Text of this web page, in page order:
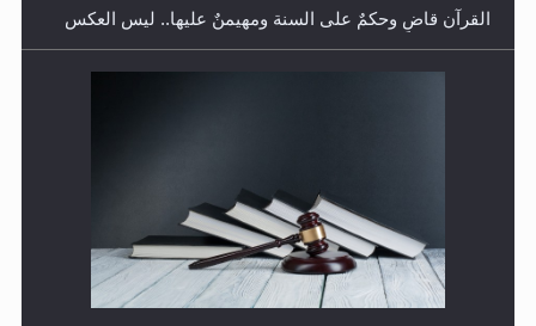
هل يُحسب حول الزكاة وفق السنة الميلادية أو الهجرية؟
القرآن قاضٍ وحكمٌ على السنة ومهيمنٌ عليها.. ليس العكس